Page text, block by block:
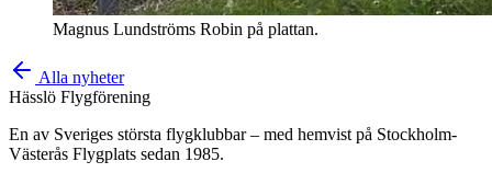
Magnus Lundströms Robin på plattan.
Alla nyheter
Hässlö Flygförening
En av Sveriges största flygklubbar – med hemvist på Stockholm-
Västerås Flygplats sedan 1985.